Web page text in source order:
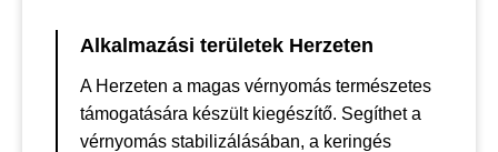
Alkalmazási területek Herzeten
A Herzeten a magas vérnyomás természetes
támogatására készült kiegészítő. Segíthet a
vérnyomás stabilizálásában, a keringés